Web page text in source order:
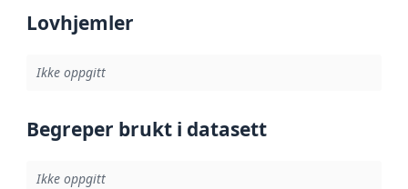
Lovhjemler
Ikke oppgitt
Begreper brukt i datasett
Ikke oppgitt